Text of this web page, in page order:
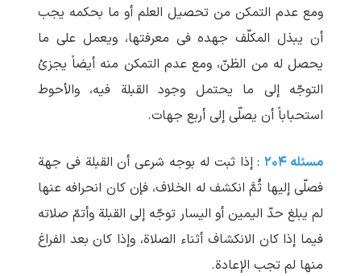
ومع عدم التمکن من تحصیل العلم أو ما بحکمه یجب
أن یبذل المکلّف جهده فی معرفتها، ویعمل علی ما
یحصل له من الظنّ، ومع عدم التمکن منه أیضاً یجزئ
التوجّه إلی ما یحتمل وجود القبلة فیه، والأحوط
استحباباً أن یصلّی إلی أربع جهات.
مسئله ۲۰۴
: إذا ثبت له بوجه شرعی أن القبلة فی جهة
فصلّی إلیها ثُمَّ انکشف له الخلاف، فإن کان انحرافه عنها
لم یبلغ حدّ الیمین أو الیسار توجّه إلی القبلة وأتمّ صلاته
فیما إذا کان الانکشاف أثناء الصلاة، وإذا کان بعد الفراغ
منها لم تجب الإعادة.